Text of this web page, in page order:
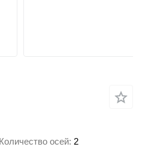
Количество осей 2